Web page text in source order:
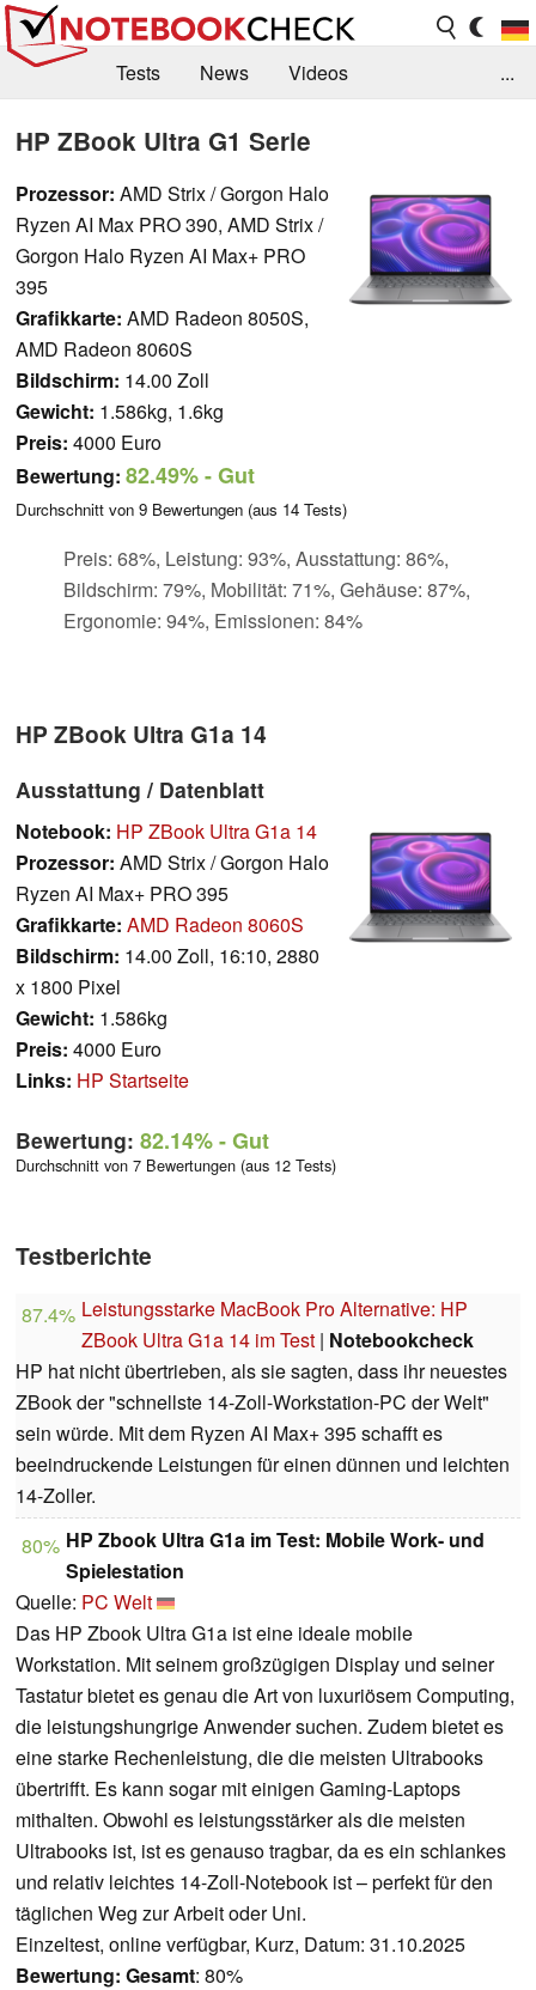
Tests News
Videos
Forum
...
HP ZBook Ultra G1 Serie
Prozessor: AMD Strix / Gorgon Halo
Ryzen AI Max PRO 390, AMD Strix /
Gorgon Halo Ryzen AI Max+ PRO
395
Grafikkarte: AMD Radeon 8050S,
AMD Radeon 8060S
Bildschirm: 14.00 Zoll
Gewicht: 1.586kg, 1.6kg
Preis: 4000 Euro
Bewertung: 82.49%- Gut
Durchschnitt von 9 Bewertungen (aus 14 Tests)
Preis: 68%, Leistung: 93%, Ausstattung: 86%,
Bildschirm: 79%, Mobilität: 71%, Gehäuse: 87%,
Ergonomie: 94%, Emissionen: 84%
HP ZBook Ultra G1a 14
Ausstattung / Datenblatt
Notebook: HP ZBook Ultra G1a 14
Prozessor: AMD Strix / Gorgon Halo
Ryzen AI Max+ PRO 395
Grafikkarte: AMD Radeon 8060S
Bildschirm: 14.00 Zoll, 16:10, 2880
x 1800 Pixel
Gewicht: 1.586kg
Preis: 4000 Euro
Links: HP Startseite
Bewertung: 82.14%- Gut
Durchschnitt von 7 Bewertungen (aus 12 Tests)
Testberichte
87.4% Leistungsstarke MacBook Pro Alternative: HP
ZBook Ultra G1a 14 im Test | Notebookcheck
HP hat nicht übertrieben, als sie sagten, dass ihr neuestes
ZBook der "schnellste 14-Zoll-Workstation-PC der Welt"
sein würde. Mit dem Ryzen AI Max+ 395 schafft es
beeindruckende Leistungen für einen dünnen und leichten
14-Zoller.
80% HP Zbook Ultra G1a im Test: Mobile Work- und
Spielestation
Quelle: PC Welt
Das HP Zbook Ultra G1a ist eine ideale mobile
Workstation. Mit seinem großzügigen Display und seiner
Tastatur bietet es genau die Art von luxuriösem Computing,
die leistungshungrige Anwender suchen. Zudem bietet es
eine starke Rechenleistung, die die meisten Ultrabooks
übertrifft. Es kann sogar mit einigen Gaming-Laptops
mithalten. Obwohl es leistungsstärker als die meisten
Ultrabooks ist, ist es genauso tragbar, da es ein schlankes
und relativ leichtes 14-Zoll-Notebook ist – perfekt für den
täglichen Weg zur Arbeit oder Uni.
Einzeltest, online verfügbar, Kurz, Datum: 31.10.2025
Bewertung: Gesamt: 80%